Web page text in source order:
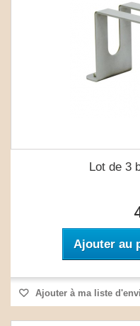
Lot de 3
Ajouter au
Ajouter à ma liste